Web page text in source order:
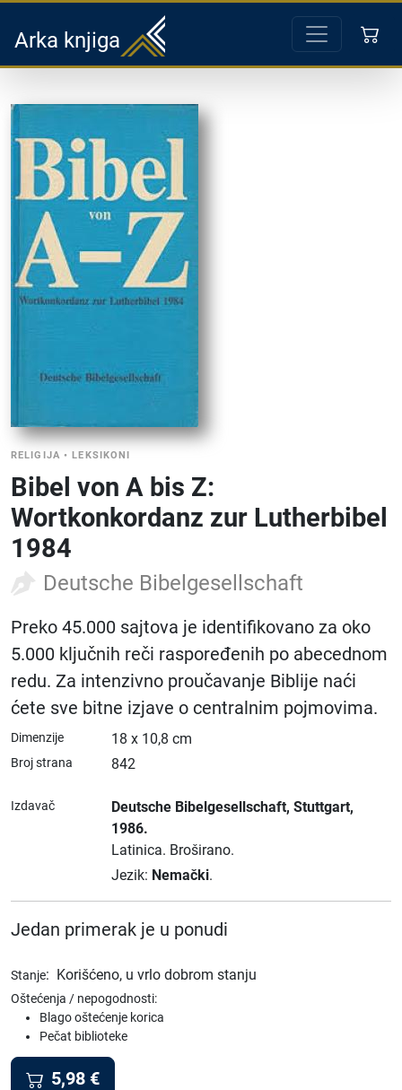
Arka knjiga
RELIGIJA •LEKSIKONI
Bibel von A bis Z:
Wortkonkordanz zur Lutherbibel
1984
Deutsche Bibelgesellschaft
Preko 45.000 sajtova je identifikovano za oko
5.000 ključnih reči raspoređenih po abecednom
redu. Za intenzivno proučavanje Biblije naći
ćete sve bitne izjave o centralnim pojmovima.
Dimenzije 18 x 10,8 cm
Broj strana 842
Izdavač Deutsche Bibelgesellschaft, Stuttgart,
1986.
Latinica. Broširano.
Jezik: Nemački.
Jedan primerak je u ponudi
Stanje: Korišćeno, u vrlo dobrom stanju
Oštećenja / nepogodnosti:
Blago oštećenje korica
Pečat biblioteke
5,98 €